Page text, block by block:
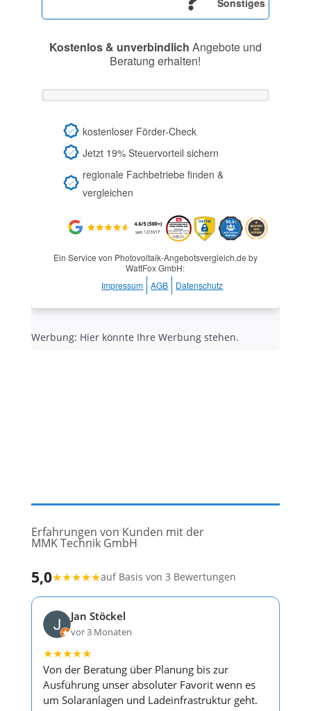
Sonstiges
Kostenlos & unverbindlich Angebote und
Beratung erhalten!
kostenloser Förder-Check
Jetzt 19% Steuervorteil sichern
regionale Fachbetriebe finden &
vergleichen
Ein Service von Photovoltaik-Angebotsvergleich.de by
WattFox GmbH:
Impressum
AGB Datenschutz
Werbung: Hier könnte Ihre Werbung stehen.
Erfahrungen von Kunden mit der
MMK Technik GmbH
5,0★★★★★auf Basis von 3 Bewertungen
Jan Stöckel
vor 3 Monaten
★★★★★
Von der Beratung über Planung bis zur
Ausführung unser absoluter Favorit wenn es
um Solaranlagen und Ladeinfrastruktur geht.